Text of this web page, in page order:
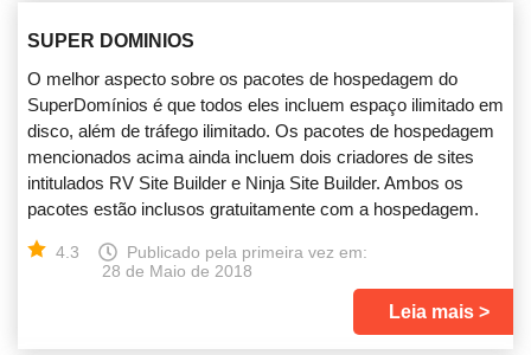
SUPER DOMINIOS
O melhor aspecto sobre os pacotes de hospedagem do
SuperDomínios é que todos eles incluem espaço ilimitado em
disco, além de tráfego ilimitado. Os pacotes de hospedagem
mencionados acima ainda incluem dois criadores de sites
intitulados RV Site Builder e Ninja Site Builder. Ambos os
pacotes estão inclusos gratuitamente com a hospedagem.
4.3
Publicado pela primeira vez em:
28 de Maio de 2018
Leia mais